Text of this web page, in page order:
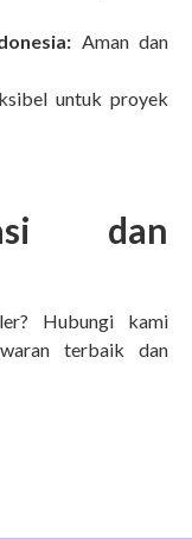
Aman dan
untuk proyek
dan
Hubungi kami
terbaik dan